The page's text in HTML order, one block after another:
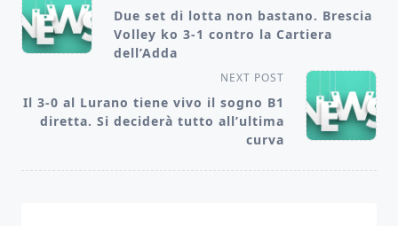
class="nav-
subtitle
reader-
text">Page</span>
Due set di lotta non bastano. Brescia
Volley ko 3-1 contro la Cartiera
dell’Adda
NEXT POST
Il 3-0 al Lurano tiene vivo il sogno B1
diretta. Si deciderà tutto all’ultima
curva